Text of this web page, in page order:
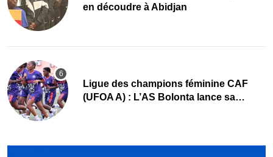
en découdre à Abidjan
Ligue des champions féminine CAF
(UFOA A) : L’AS Bolonta lance sa